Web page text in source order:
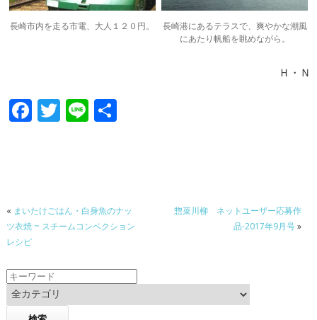
長崎市内を走る市電、大人１２０円。
長崎港にあるテラスで、爽やかな潮風
にあたり帆船を眺めながら。
Ｈ・Ｎ
F
ac
o
o
k
T
w
Li
n
共
« まいたけごはん・白身魚のナッ
ツ衣焼 ~ スチームコンベクション
レシピ
惣菜川柳 ネットユーザー応募作
品-2017年9月号»